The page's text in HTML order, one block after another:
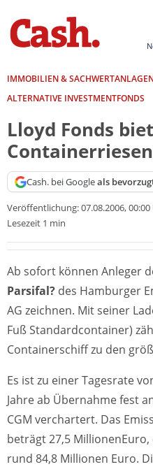
IMMOBILIEN &
ALTERNATIVE INVESTMENTFONDS
Lloyd Fonds
Cash. bei Googleals
Veröffentlichung:07.08.2006,
Lesezeit 1 min
Ab sofort können Anleger
Parsifal? des Hamburger
AG zeichnen. Mit seiner
Fuß Standardcontainer)
Containerschiff zu den
Es ist zu einer Tagesrate
Jahre ab Übernahme fest
CGM verchartert. Das
beträgt 27,5
rund 84,8 Millionen Euro.